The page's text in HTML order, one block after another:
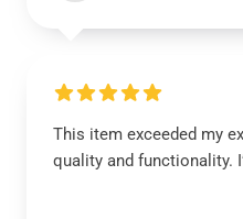
This item exceeded my
quality and functionality.